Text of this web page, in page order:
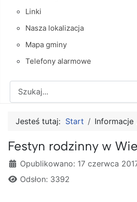
Linki
Nasza lokalizacja
Mapa gminy
Telefony alarmowe
Jesteś tutaj: Start Informacje
Festyn rodzinny w
Szczegóły
Opublikowano: 17 czerwca
Odsłon: 3392